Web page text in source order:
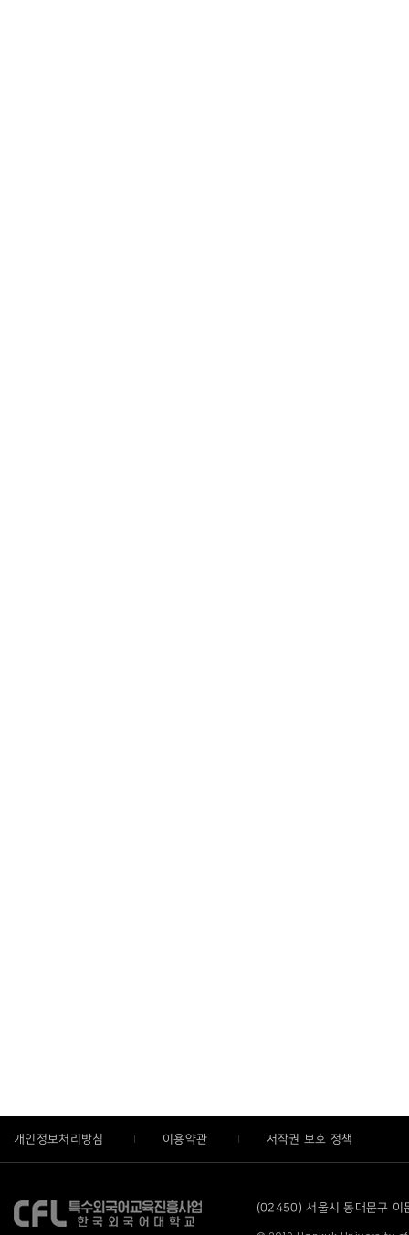
개인정보처리방침 이용약관 저작권 보호 정책
(02450) 서울시 동대문구